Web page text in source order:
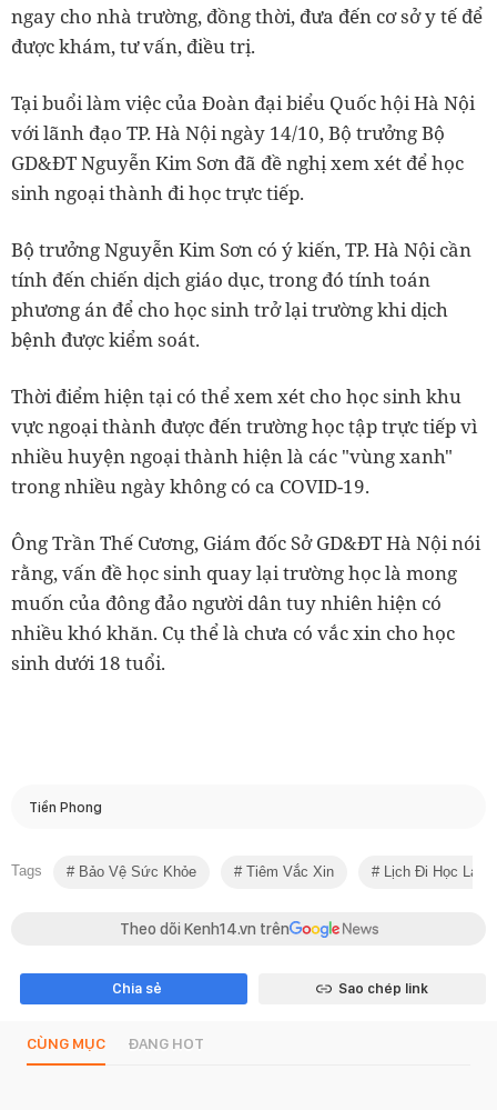
ngay cho nhà trường, đồng thời, đưa đến cơ sở y tế để
được khám, tư vấn, điều trị.
Tại buổi làm việc của Đoàn đại biểu Quốc hội Hà Nội
với lãnh đạo TP. Hà Nội ngày 14/10, Bộ trưởng Bộ
GD&ĐT Nguyễn Kim Sơn đã đề nghị xem xét để học
sinh ngoại thành đi học trực tiếp.
Bộ trưởng Nguyễn Kim Sơn có ý kiến, TP. Hà Nội cần
tính đến chiến dịch giáo dục, trong đó tính toán
phương án để cho học sinh trở lại trường khi dịch
bệnh được kiểm soát.
Thời điểm hiện tại có thể xem xét cho học sinh khu
vực ngoại thành được đến trường học tập trực tiếp vì
nhiều huyện ngoại thành hiện là các "vùng xanh"
trong nhiều ngày không có ca COVID-19.
Ông Trần Thế Cương, Giám đốc Sở GD&ĐT Hà Nội nói
rằng, vấn đề học sinh quay lại trường học là mong
muốn của đông đảo người dân tuy nhiên hiện có
nhiều khó khăn. Cụ thể là chưa có vắc xin cho học
sinh dưới 18 tuổi.
Tiền Phong
Tags Bảo Vệ Sức Khỏe Tiêm Vắc Xin Lịch Đi Học Lại
Theo dõi Kenh14.vn trên
Chia sẻ Sao chép link
CÙNG MỤC ĐANG HOT